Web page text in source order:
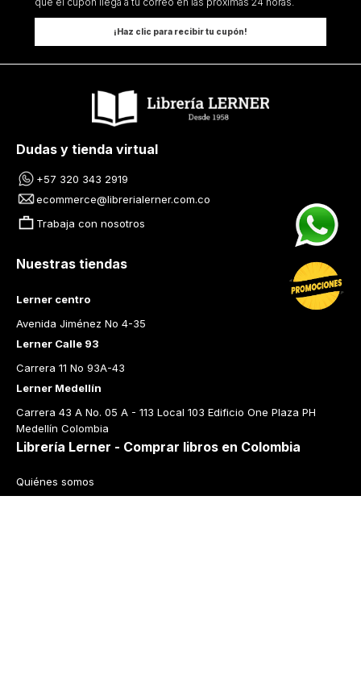
¡Haz clic para recibir tu cupón!
Dudas y tienda virtual
+57 320 343 2919
ecommerce@librerialerner.com.co
Trabaja con nosotros
Nuestras tiendas
Lerner centro
Avenida Jiménez No 4-35
Lerner Calle 93
Carrera 11 No 93A-43
Lerner Medellín
Carrera 43 A No. 05 A - 113 Local 103 Edificio One Plaza PH
Medellín Colombia
Librería Lerner - Comprar libros en Colombia
Quiénes somos